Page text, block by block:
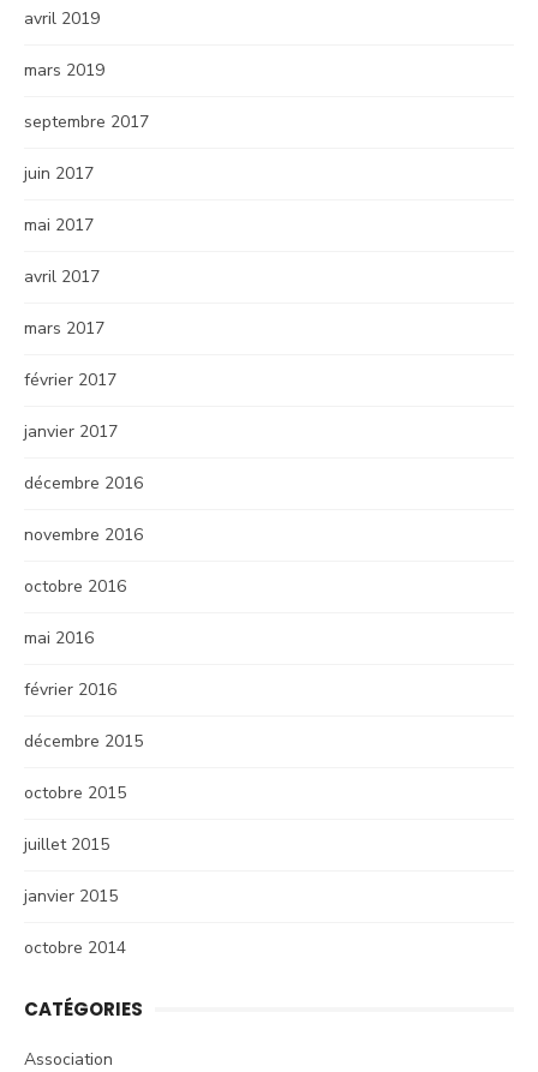
avril 2019
mars 2019
septembre 2017
juin 2017
mai 2017
avril 2017
mars 2017
février 2017
janvier 2017
décembre 2016
novembre 2016
octobre 2016
mai 2016
février 2016
décembre 2015
octobre 2015
juillet 2015
janvier 2015
octobre 2014
CATÉGORIES
Association